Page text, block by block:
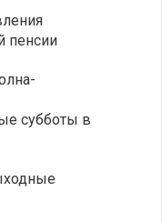
пенсии
субботы в